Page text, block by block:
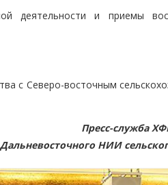
деятельности и приемы
с Северо-восточным
Пресс-служба
НИИ